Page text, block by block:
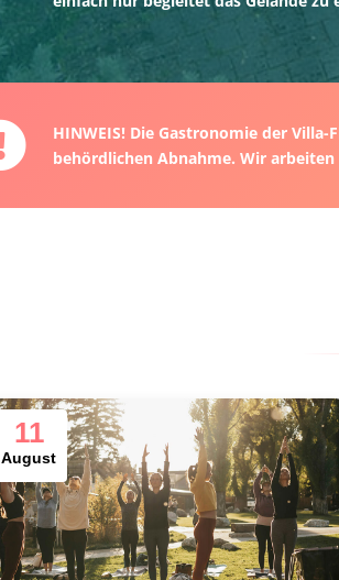
HINWEIS! Die Gastronomie der
behördlichen Abnahme. Wir
11
August